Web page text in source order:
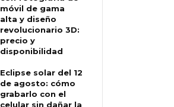
móvil de gama
alta y diseño
revolucionario 3D:
precio y
disponibilidad
Eclipse solar del 12
de agosto: cómo
grabarlo con el
celular sin dañar la